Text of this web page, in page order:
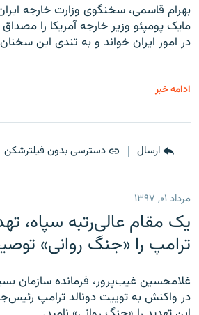
بهرام قاسمی، سخنگوی وزارت خارجه
مایک پومپئو وزیر خارجه آمریکا را
در امور ایران خواند و به تندی این
ادامه خبر
ارسال دسترسی بدون فیلترشکن
مرداد ۰۱, ۱۳۹۷
یک مقام عالی‌رتبه سپاه،
ترامپ را «جنگ روانی»
غلامحسین غیب‌پرور، فرمانده سازمان
در واکنش به توییت دونالد ترامپ